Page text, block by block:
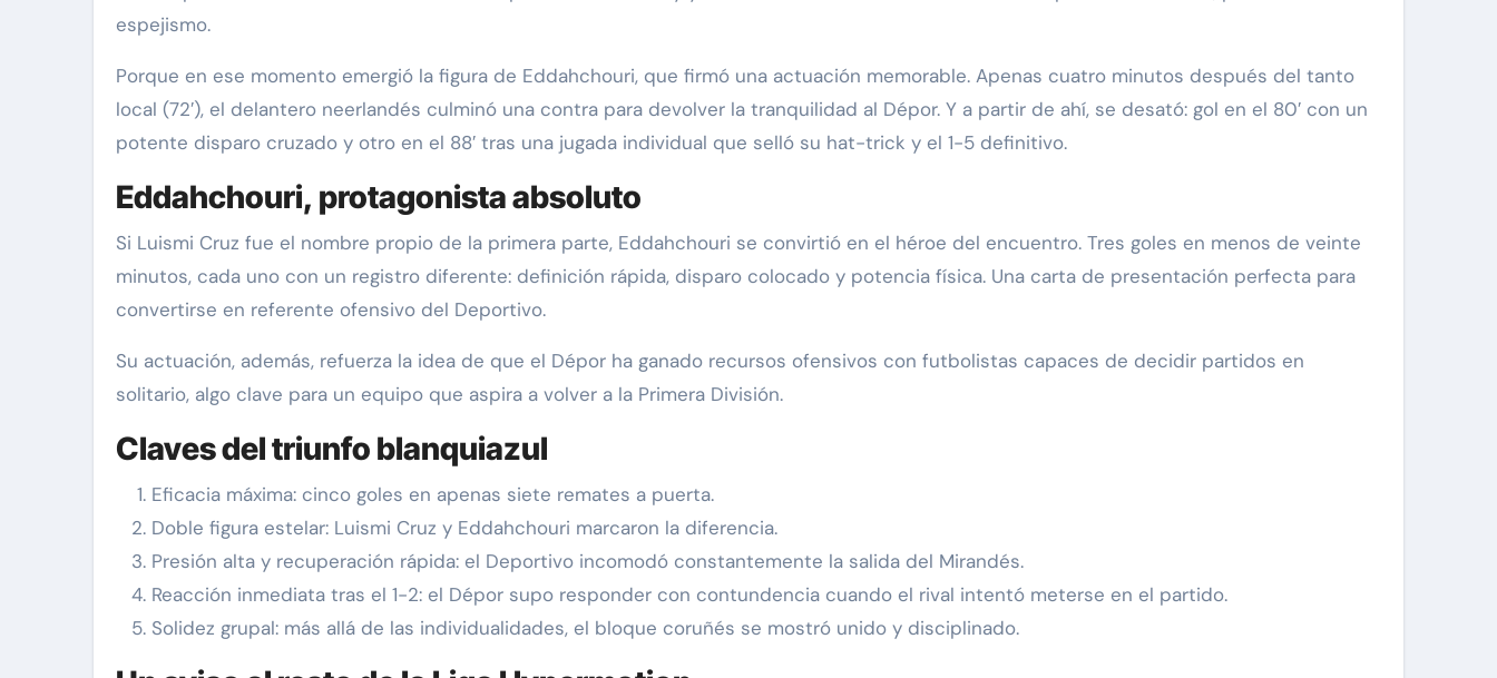
espejismo.
Porque en ese momento emergió la figura de Eddahchouri, que firmó una actuación memorable. Apenas cuatro minutos después del tanto
local (72′), el delantero neerlandés culminó una contra para devolver la tranquilidad al Dépor. Y a partir de ahí, se desató: gol en el 80′ con un
potente disparo cruzado y otro en el 88′ tras una jugada individual que selló su hat-trick y el 1-5 definitivo.
Eddahchouri, protagonista absoluto
Si Luismi Cruz fue el nombre propio de la primera parte, Eddahchouri se convirtió en el héroe del encuentro. Tres goles en menos de veinte
minutos, cada uno con un registro diferente: definición rápida, disparo colocado y potencia física. Una carta de presentación perfecta para
convertirse en referente ofensivo del Deportivo.
Su actuación, además, refuerza la idea de que el Dépor ha ganado recursos ofensivos con futbolistas capaces de decidir partidos en
solitario, algo clave para un equipo que aspira a volver a la Primera División.
Claves del triunfo blanquiazul
Eficacia máxima: cinco goles en apenas siete remates a puerta.
Doble figura estelar: Luismi Cruz y Eddahchouri marcaron la diferencia.
Presión alta y recuperación rápida: el Deportivo incomodó constantemente la salida del Mirandés.
Reacción inmediata tras el 1-2: el Dépor supo responder con contundencia cuando el rival intentó meterse en el partido.
Solidez grupal: más allá de las individualidades, el bloque coruñés se mostró unido y disciplinado.